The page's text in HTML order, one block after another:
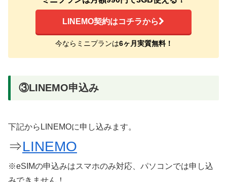
LINEMO契約はコチラから
今ならミニプランは6ヶ月実質無料！
③LINEMO申込み
下記からLINEMOに申し込みます。
⇒LINEMO
※eSIMの申込みはスマホのみ対応、パソコンでは申し込